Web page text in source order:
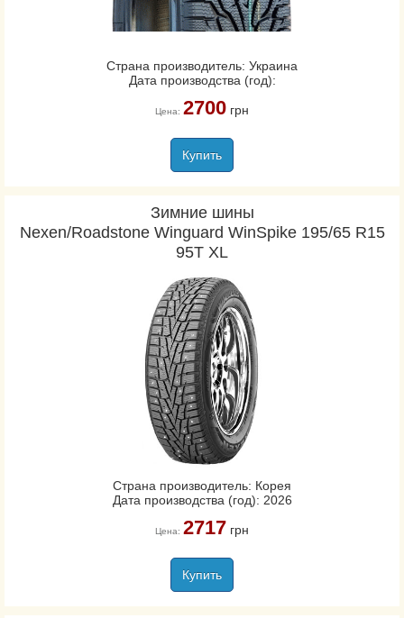
Страна производитель: Украина
Дата производства (год):
Цена: 2700грн
Купить
Зимние шины
Nexen/Roadstone Winguard WinSpike 195/65 R15
95T XL
Страна производитель: Корея
Дата производства (год): 2026
Цена: 2717грн
Купить